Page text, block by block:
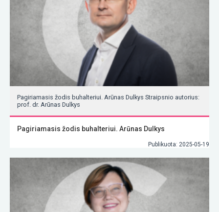
Pagiriamasis žodis buhalteriui. Arūnas Dulkys Straipsnio autorius:
prof. dr. Arūnas Dulkys
Pagiriamasis žodis buhalteriui. Arūnas Dulkys
Publikuota: 2025-05-19